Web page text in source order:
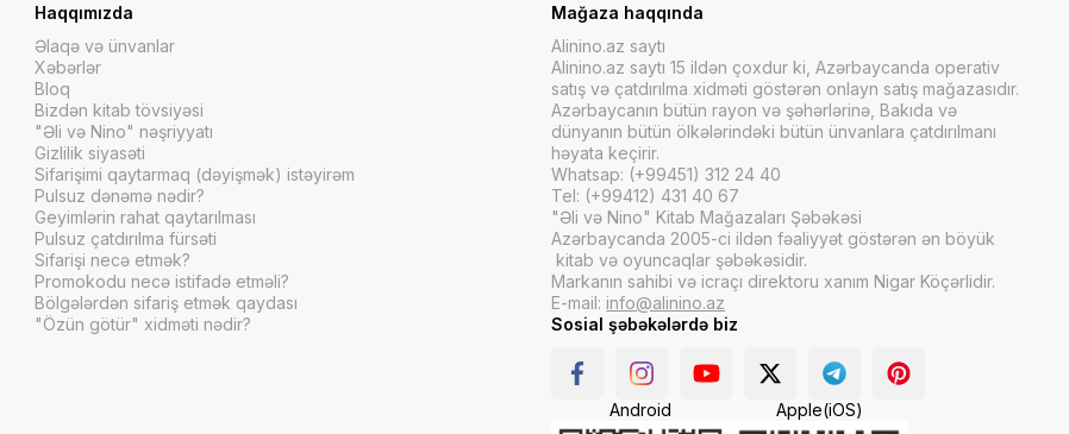
Haqqımızda
Əlaqə və ünvanlar
Xəbərlər
Bloq
Bizdən kitab tövsiyəsi
"Əli və Nino" nəşriyyatı
Gizlilik siyasəti
Sifarişimi qaytarmaq (dəyişmək) istəyirəm
Pulsuz dənəmə nədir?
Geyimlərin rahat qaytarılması
Pulsuz çatdırılma fürsəti
Sifarişi necə etmək?
Promokodu necə istifadə etməli?
Bölgələrdən sifariş etmək qaydası
"Özün götür" xidməti nədir?
Mağaza haqqında
Alinino.az saytı
Alinino.az saytı 15 ildən çoxdur ki, Azərbaycanda operativ
satış və çatdırılma xidməti göstərən onlayn satış mağazasıdır.
Azərbaycanın bütün rayon və şəhərlərinə, Bakıda və
dünyanın bütün ölkələrindəki bütün ünvanlara çatdırılmanı
həyata keçirir.
Whatsap: (+99451) 312 24 40
Tel: (+99412) 431 40 67
"Əli və Nino" Kitab Mağazaları Şəbəkəsi
Azərbaycanda 2005-ci ildən fəaliyyət göstərən ən böyük
kitab və oyuncaqlar şəbəkəsidir.
Markanın sahibi və icraçı direktoru xanım Nigar Köçərlidir.
E-mail: info@alinino.az
Sosial şəbəkələrdə biz
Android Apple(iOS)